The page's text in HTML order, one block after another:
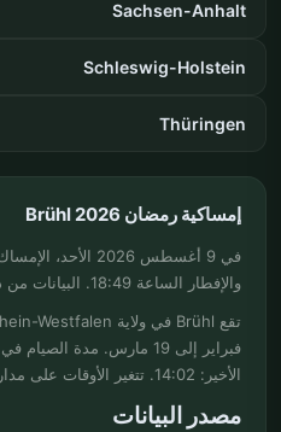
Sachsen-Anhalt
Schleswig-Holstein
Thüringen
إمساكية رمضان Brühl 2026
والإفطار الساعة 18:49. البيانات من ديانت و IGMG.
الأخير: 14:02. تتغير الأوقات على مدار 30 يومًا.
مصدر البيانات